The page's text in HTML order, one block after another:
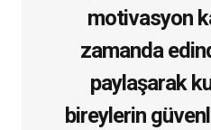
motivasyon
zamanda
paylaşarak
bireylerin